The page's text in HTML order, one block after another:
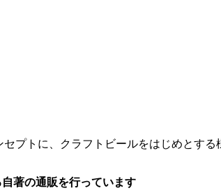
プトに、クラフトビールをはじめとす
著の通販を行っています